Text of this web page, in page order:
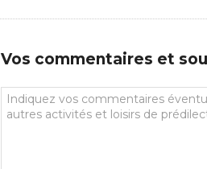
Vos commentaires et
Vos
commentaires